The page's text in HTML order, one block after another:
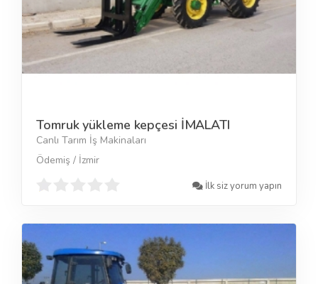
Tomruk yükleme kepçesi İMALATI
Canlı Tarım İş Makinaları
Ödemiş / İzmir
İlk siz yorum yapın